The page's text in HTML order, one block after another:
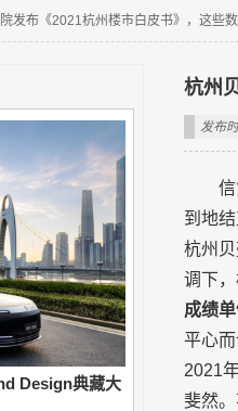
发布《2021杭州楼市白皮书》，这些
Design典藏大
杭州
发布
到地
杭州
调下
成绩
平心
2021
斐然